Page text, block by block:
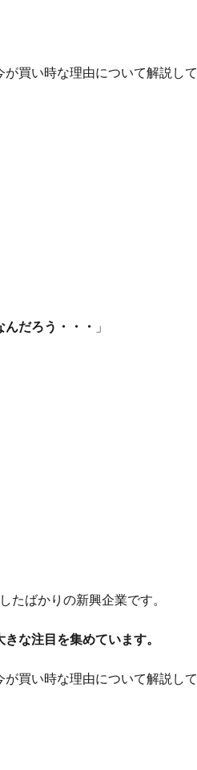
が買い時な理由について解説して
だろう・・・ 」
たばかりの新興企業です。
な注目を集めています。
買い時な理由について解説して